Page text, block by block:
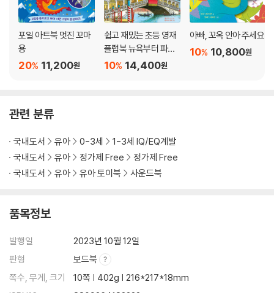
포일 아트북 멋진 꼬마
용
11,200원
20%
쉽고 재밌는 초등 영재
플랩북 뉴욕부터 파리
까지 세계의 대도시
14,400원
10%
아빠, 꼬옥 안아 주세요
10,800원
10%
관련 분류
국내도서 유아 0-3세
1-3세 IQ/EQ계발
국내도서
유아 정가제 Free
정가제 Free
국내도서
유아 유아 토이북 사운드북
품목정보
발행일
2023년 10월 12일
판형
보드북
쪽수, 무게, 크기
10쪽 | 402g | 216*217*18mm